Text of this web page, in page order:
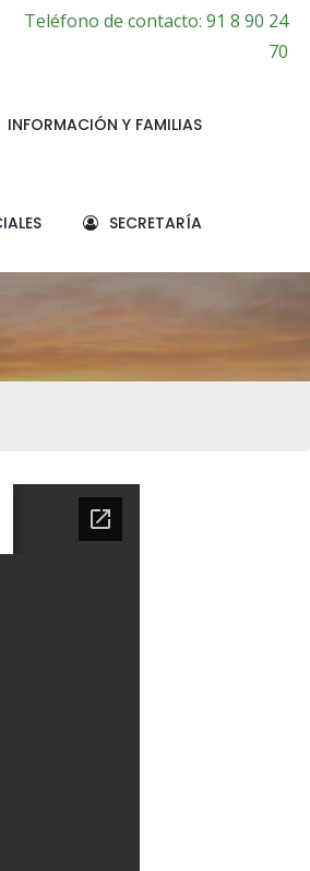
Teléfono de contacto: 91 8 90 24
70
INFORMACIÓN Y FAMILIAS
SECRETARÍA